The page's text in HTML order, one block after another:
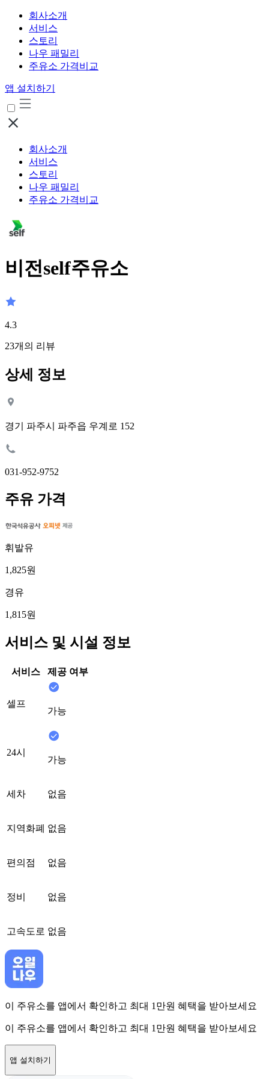
회사소개
서비스
스토리
나우 패밀리
주유소 가격비교
앱 설치하기
회사소개
서비스
스토리
나우 패밀리
주유소 가격비교
비전self주유소
4.3
23개의 리뷰
상세 정보
경기 파주시 파주읍 우계로 152
031-952-9752
주유 가격
휘발유
1,825원
경유
1,815원
서비스 및 시설 정보
서비스 제공 여부
셀프
가능
24시
가능
세차 없음
지역화폐 없음
편의점 없음
정비 없음
고속도로 없음
이 주유소를 앱에서 확인하고 최대 1만원 혜택을 받아보세요
이 주유소를 앱에서 확인하고 최대 1만원 혜택을 받아보세요
앱 설치하기